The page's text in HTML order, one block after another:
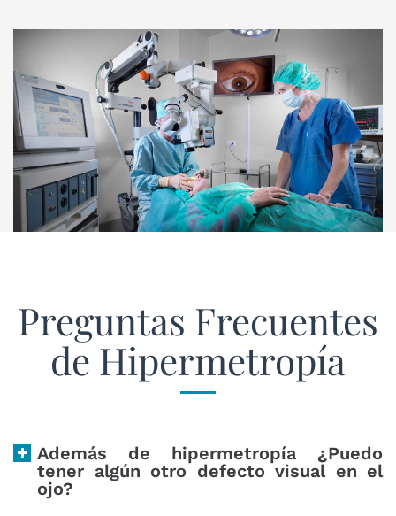
Preguntas Frecuentes
de Hipermetropía
Además de hipermetropía ¿Puedo
tener algún otro defecto visual en el
ojo?